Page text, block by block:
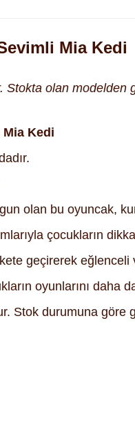
Mia Kedi
Stokta olan modelden
Mia Kedi
olan bu oyuncak,
çocukların
geçirerek
oyunlarını daha
Stok durumuna göre